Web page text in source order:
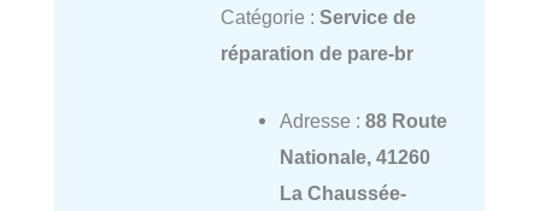
Catégorie : Service de
réparation de pare-br
Adresse : 88 Route
Nationale, 41260
La Chaussée-